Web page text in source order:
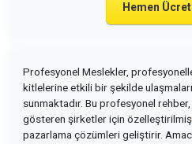
Hemen
Profesyonel Meslekler,
kitlelerine etkili bir şekilde
sunmaktadır. Bu profesyonel
gösteren şirketler için özelleştirilmiş
pazarlama çözümleri geliştirir.